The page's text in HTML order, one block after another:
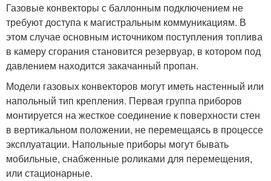
Газовые конвекторы с баллонным подключением не
требуют доступа к магистральным коммуникациям. В
этом случае основным источником поступления топлива
в камеру сгорания становится резервуар, в котором под
давлением находится закачанный пропан.
Модели газовых конвекторов могут иметь настенный или
напольный тип крепления. Первая группа приборов
монтируется на жесткое соединение к поверхности стен
в вертикальном положении, не перемещаясь в процессе
эксплуатации. Напольные приборы могут бывать
мобильные, снабженные роликами для перемещения,
или стационарные.